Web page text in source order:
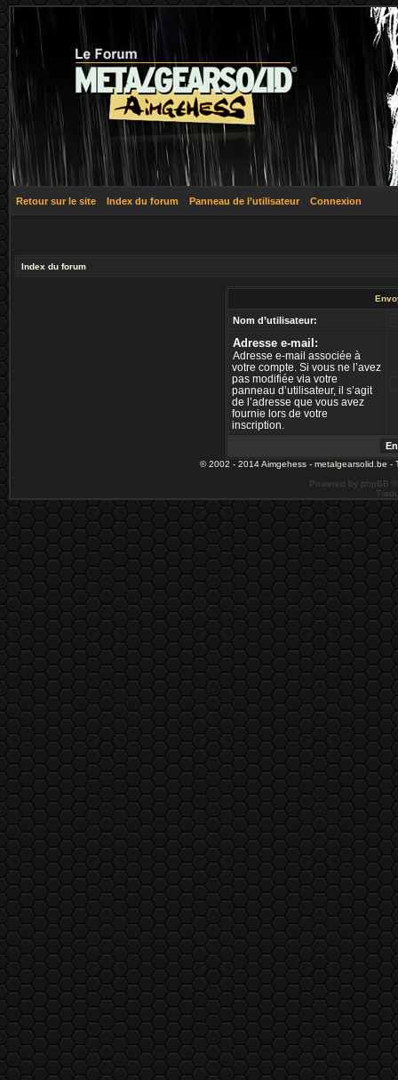
Retour sur le site Index du forum Panneau de l’utilisateur Connexion
Index du forum
Nom d’utilisateur:
Adresse e-mail:
Adresse e-mail associée à
votre compte. Si vous ne l’avez
pas modifiée via votre
panneau d’utilisateur, il s’agit
de l’adresse que vous avez
fournie lors de votre
inscription.
© 2002 - 2014 Aimgehess - metalgearsolid.be -
Powered by phpBB